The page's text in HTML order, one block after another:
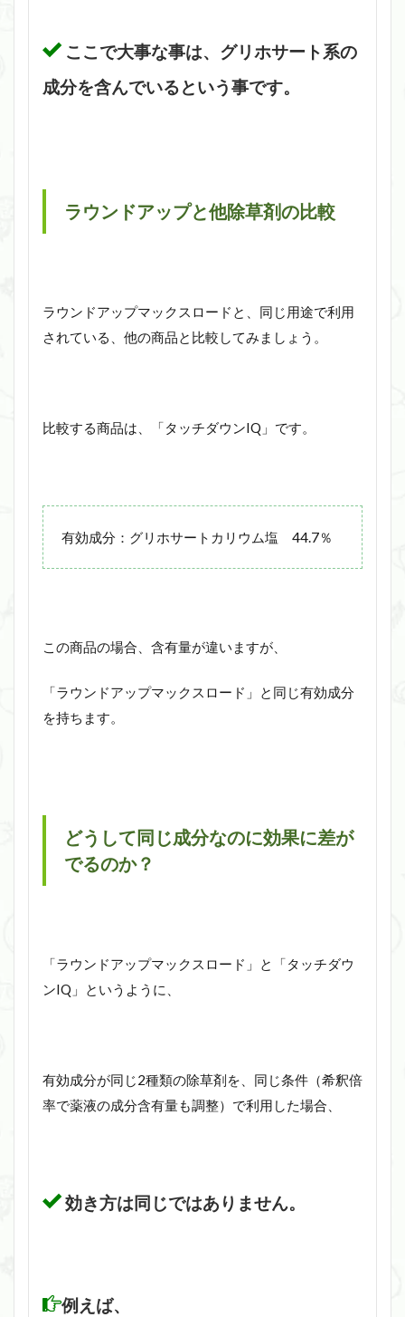
ここで大事な事は、グリホサート系の
成分を含んでいるという事です。
ラウンドアップと他除草剤の比較
ラウンドアップマックスロードと、同じ用途で利用
されている、他の商品と比較してみましょう。
比較する商品は、「タッチダウンIQ」です。
有効成分：グリホサートカリウム塩 44.7％
この商品の場合、含有量が違いますが、
「ラウンドアップマックスロード」と同じ有効成分
を持ちます。
どうして同じ成分なのに効果に差が
でるのか？
「ラウンドアップマックスロード」と「タッチダウ
ンIQ」というように、
有効成分が同じ2種類の除草剤を、同じ条件（希釈倍
率で薬液の成分含有量も調整）で利用した場合、
効き方は同じではありません。
例えば、